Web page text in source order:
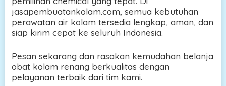
jasapembuatankolam.com, semua kebutuhan
perawatan air kolam tersedia lengkap, aman, dan
siap kirim cepat ke seluruh Indonesia.
Pesan sekarang dan rasakan kemudahan belanja
obat kolam renang berkualitas dengan
pelayanan terbaik dari tim kami.